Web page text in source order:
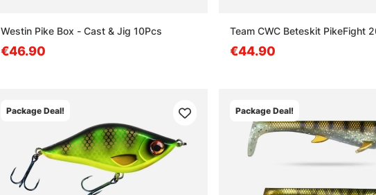
Westin Pike Box - Cast & Jig 10Pcs
€46.90
Team CWC Beteskit PikeFight
€44.90
Package Deal! Package Deal!